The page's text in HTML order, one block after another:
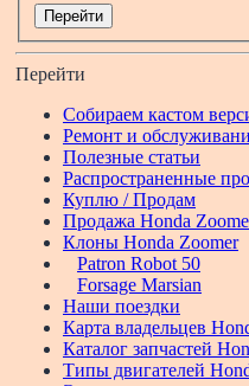
Перейти
Собираем кастом
Ремонт и
Полезные статьи
Распространенные
Куплю / Продам
Продажа Honda
Клоны Honda Zoomer
Patron Robot 50
Forsage Marsian
Наши поездки
Карта владельцев
Каталог запчастей
Типы двигателей